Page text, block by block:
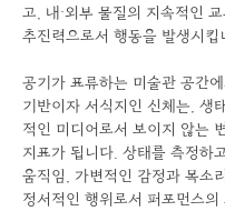
고, 내·외부 물질의 지속적인
추진력으로서 행동을 발생시킵
공기가 표류하는 미술관 공간
기반이자 서식지인 신체는, 생
적인 미디어로서 보이지 않는
지표가 됩니다. 상태를 측정하
움직임, 가변적인 감정과 목소
정서적인 행위로서 퍼포먼스